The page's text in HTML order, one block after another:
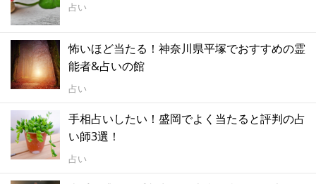
占い
怖いほど当たる！神奈川県平塚でおすすめの霊
能者&占いの館
占い
手相占いしたい！盛岡でよく当たると評判の占
い師3選！
占い